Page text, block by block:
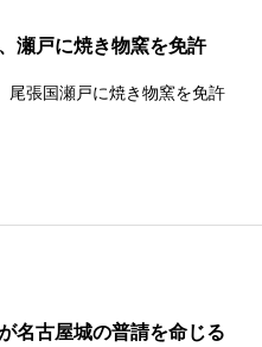
瀬戸に焼き物窯を免許
尾張国瀬戸に焼き物窯を免許
名古屋城の普請を命じる